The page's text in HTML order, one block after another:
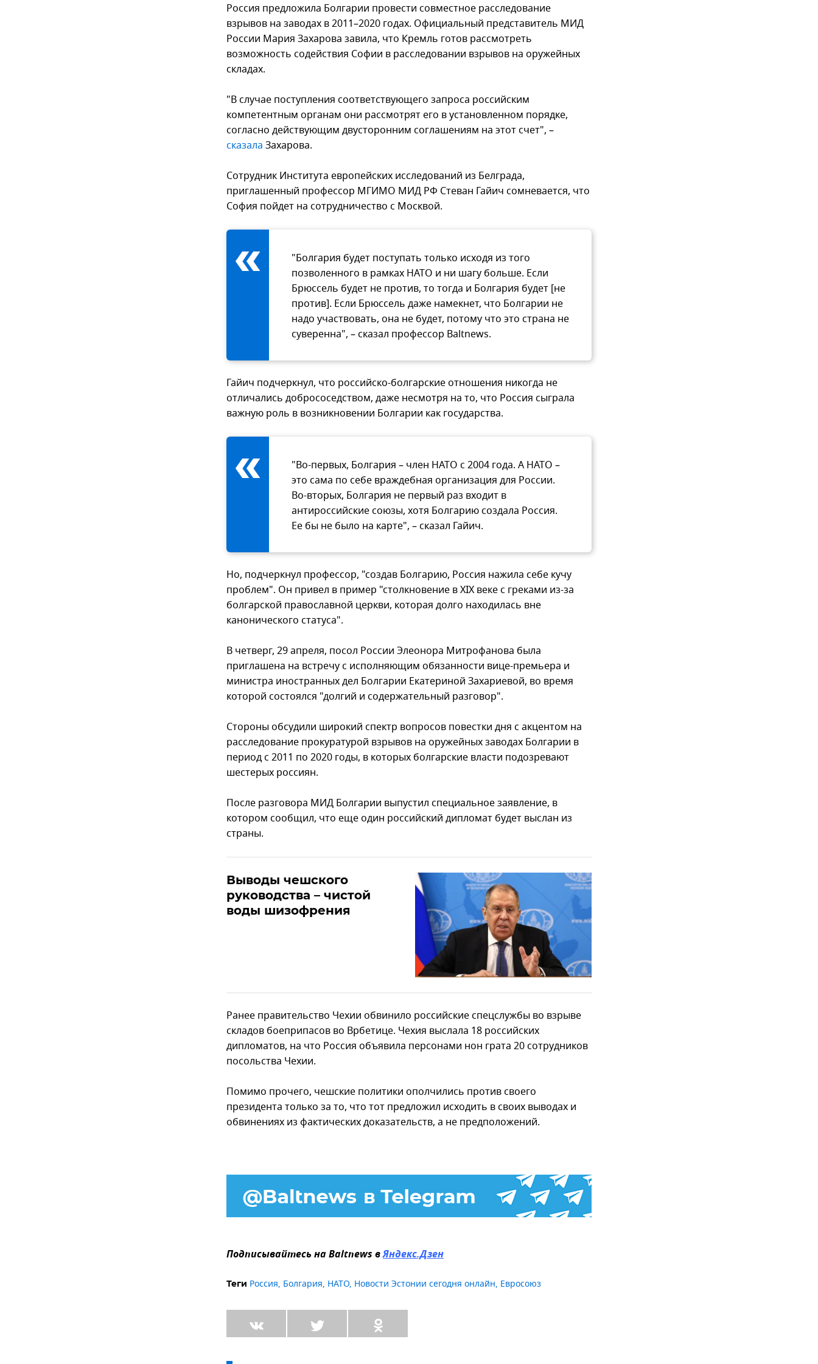
Россия предложила Болгарии провести совместное расследование
взрывов на заводах в 2011–2020 годах. Официальный представитель МИД
России Мария Захарова завила, что Кремль готов рассмотреть
возможность содействия Софии в расследовании взрывов на оружейных
складах.
"В случае поступления соответствующего запроса российским
компетентным органам они рассмотрят его в установленном порядке,
согласно действующим двусторонним соглашениям на этот счет", –
сказала Захарова.
Сотрудник Института европейских исследований из Белграда,
приглашенный профессор МГИМО МИД РФ Стеван Гайич сомневается, что
София пойдет на сотрудничество с Москвой.
"Болгария будет поступать только исходя из того
позволенного в рамках НАТО и ни шагу больше. Если
Брюссель будет не против, то тогда и Болгария будет [не
против]. Если Брюссель даже намекнет, что Болгарии не
надо участвовать, она не будет, потому что это страна не
суверенна", – сказал профессор Baltnews.
Гайич подчеркнул, что российско-болгарские отношения никогда не
отличались добрососедством, даже несмотря на то, что Россия сыграла
важную роль в возникновении Болгарии как государства.
"Во-первых, Болгария – член НАТО с 2004 года. А НАТО –
это сама по себе враждебная организация для России.
Во-вторых, Болгария не первый раз входит в
антироссийские союзы, хотя Болгарию создала Россия.
Ее бы не было на карте", – сказал Гайич.
Но, подчеркнул профессор, "создав Болгарию, Россия нажила себе кучу
проблем". Он привел в пример "столкновение в XIX веке с греками из-за
болгарской православной церкви, которая долго находилась вне
канонического статуса".
В четверг, 29 апреля, посол России Элеонора Митрофанова была
приглашена на встречу с исполняющим обязанности вице-премьера и
министра иностранных дел Болгарии Екатериной Захариевой, во время
которой состоялся "долгий и содержательный разговор".
Стороны обсудили широкий спектр вопросов повестки дня с акцентом на
расследование прокуратурой взрывов на оружейных заводах Болгарии в
период с 2011 по 2020 годы, в которых болгарские власти подозревают
шестерых россиян.
После разговора МИД Болгарии выпустил специальное заявление, в
котором сообщил, что еще один российский дипломат будет выслан из
страны.
Выводы чешского
руководства – чистой
воды шизофрения
Ранее правительство Чехии обвинило российские спецслужбы во взрыве
складов боеприпасов во Врбетице. Чехия выслала 18 российских
дипломатов, на что Россия объявила персонами нон грата 20 сотрудников
посольства Чехии.
Помимо прочего, чешские политики ополчились против своего
президента только за то, что тот предложил исходить в своих выводах и
обвинениях из фактических доказательств, а не предположений.
Подписывайтесь на Baltnews вЯндекс.Дзен
Теги Россия, Болгария, НАТО, Новости Эстонии сегодня онлайн, Евросоюз